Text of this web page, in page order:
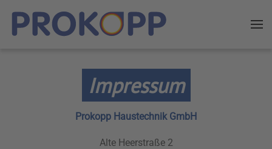
Zum Hauptinhalt springen
Impressum
Prokopp Haustechnik GmbH
Alte Heerstraße 2